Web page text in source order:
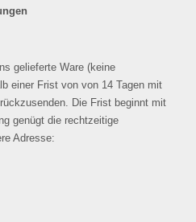
gelieferte Ware (keine
einer Frist von von 14 Tagen mit
Die Frist beginnt mit
genügt die rechtzeitige
Adresse: